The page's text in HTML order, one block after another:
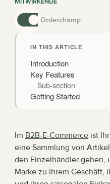
MITWIRKENDE
Orderchamp
IN THIS ARTICLE
Introduction
Key Features
Sub-section
Getting Started
Im B2B-E-Commerce ist
eine Sammlung von
den Einzelhändler gehen,
Marke zu ihrem Geschäft,